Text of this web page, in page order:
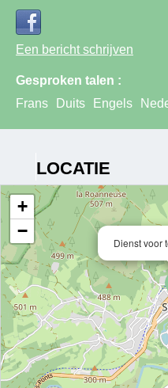
Een bericht schrijven
Gesproken talen :
Frans
Duits Engels
LOCATIE
Dienst voor
+
−